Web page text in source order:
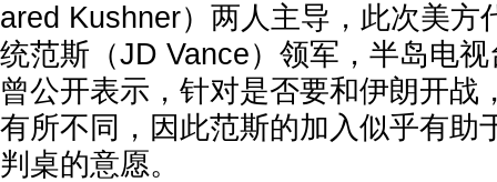
ared Kushner）两人主导，此次美方
统范斯（JD Vance）领军，半岛电
曾公开表示，针对是否要和伊朗开战
有所不同，因此范斯的加入似乎有助
判桌的意愿。